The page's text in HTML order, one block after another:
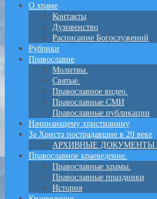
О храме
Контакты
Духовенство
Расписание Богослужений
Рубрики
Православие
Молитвы.
Святые.
Православное видео.
Православные СМИ
Православные публикации
Начинающему христианину
За Христа пострадавшие в 20 веке
АРХИВНЫЕ ДОКУМЕНТЫ.
Православное краеведение.
Православные храмы.
Православные праздники
История